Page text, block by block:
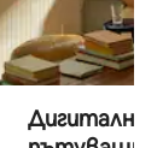
Дигитални